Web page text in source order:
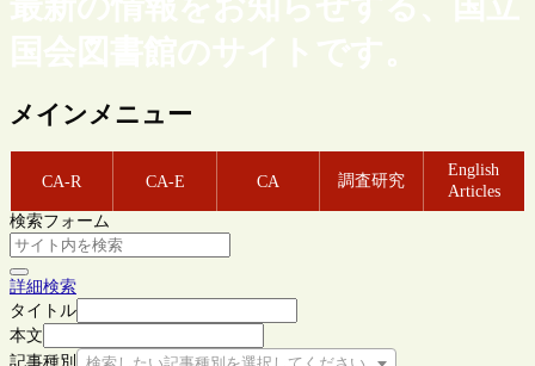
国会図書館のサイトです。
メインメニュー
CA-R CA-E CA 調査研究
English
Articles
検索フォーム
詳細検索
タイトル
本文
記事種別